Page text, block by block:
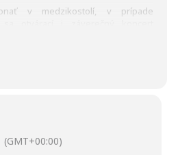
v medzikostolí, v prípade
Dome kultúry.
(GMT+00:00)